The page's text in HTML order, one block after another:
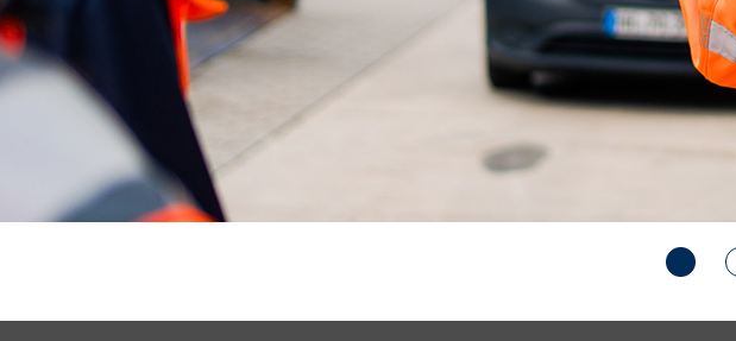
anzeigen/schließen